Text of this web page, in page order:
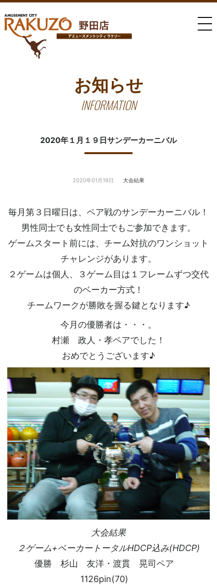
お知らせ
INFORMATION
2020年１月１９日サンデーカーニバル
2020年01月19日 大会結果
毎月第３日曜日は、ペア戦のサンデーカーニバル！
男性同士でも女性同士でもご参加できます。
ゲームスタート前には、チーム対抗のワンショット
チャレンジがあります。
２ゲームは個人、３ゲーム目は１フレームずつ交代
のベーカー方式！
チームワークが勝敗を握る鍵となります♪
今月の優勝者は・・・。
村瀬 政人・孝ペアでした！
おめでとうございます♪
大会結果
２ゲーム+ベーカートータルHDCP込み(HDCP)
優勝 杉山 友洋・渡貫 晃司ペア
1126pin(70)